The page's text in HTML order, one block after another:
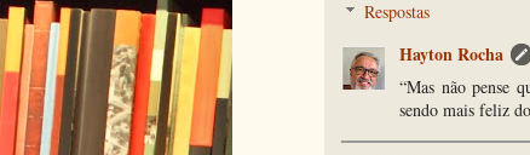
Respostas
Hayton Rocha
“Mas não pense
sendo mais feliz